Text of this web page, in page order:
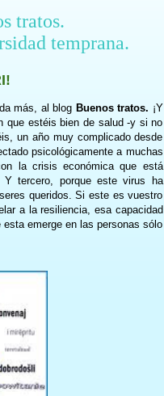
tratos.
temprana.
más, al blog Buenos tratos. ¡Y
que estéis bien de salud -y si no
un año muy complicado desde
psicológicamente a muchas
la crisis económica que está
Y tercero, porque este virus ha
queridos. Si este es vuestro
a la resiliencia, esa capacidad
emerge en las personas sólo